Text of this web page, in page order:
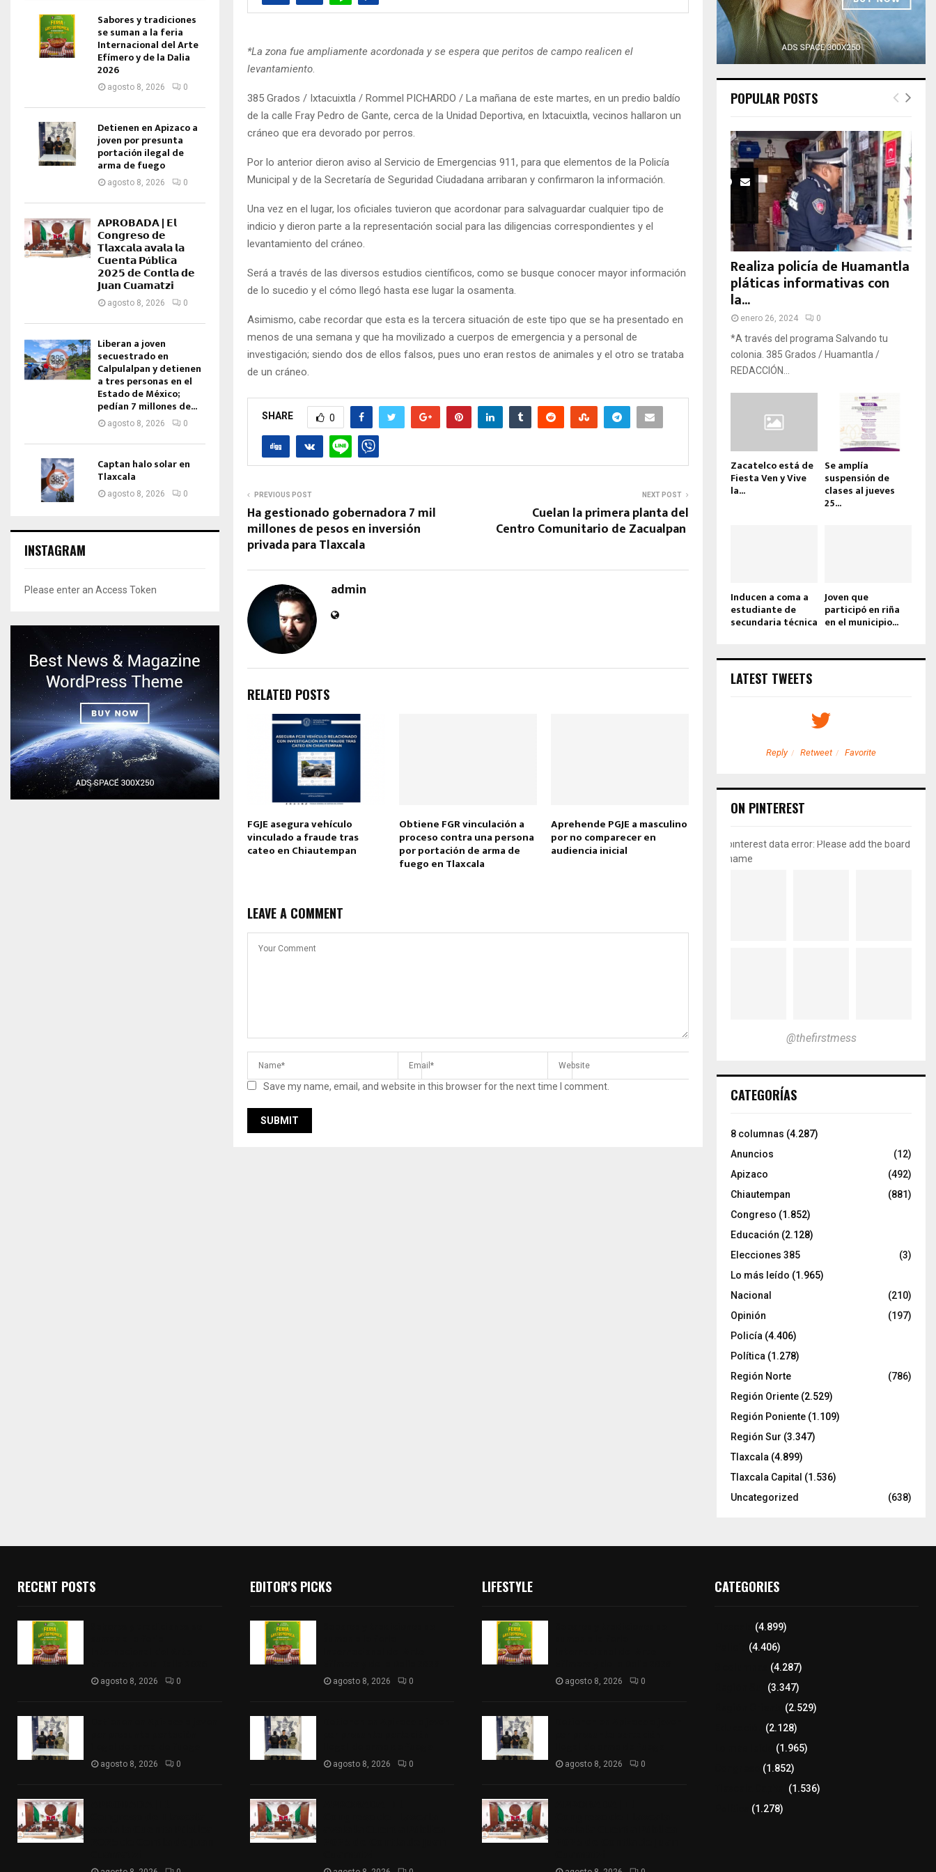
*La zona fue ampliamente acordonada y se espera que peritos de campo realicen el
levantamiento
385 Grados / Ixtacuixtla / Rommel PICHARDO / La mañana de este martes, en un predio baldío
de la calle Fray Pedro de Gante, cerca de la Unidad Deportiva, en Ixtacuixtla, vecinos hallaron un
cráneo que era devorado por perros.
Por lo anterior dieron aviso al Servicio de Emergencias 911, para que elementos de la Policía
Municipal y de la Secretaría de Seguridad Ciudadana arribaran y confirmaron la información.
Una vez en el lugar, los oficiales tuvieron que acordonar para salvaguardar cualquier tipo de
indicio y dieron parte a la representación social para las diligencias correspondientes y el
levantamiento del cráneo.
Será a través de las diversos estudios científicos, como se busque conocer mayor información
de lo sucedio y el cómo llegó hasta ese lugar la osamenta.
Asimismo, cabe recordar que esta es la tercera situación de este tipo que se ha presentado en
menos de una semana y que ha movilizado a cuerpos de emergencia y a personal de
investigación; siendo dos de ellos falsos, pues uno eran restos de animales y el otro se trataba
de un cráneo.
SHARE 0
PREVIOUS POST
Ha gestionado gobernadora 7 mil
millones de pesos en inversión
privada para Tlaxcala
NEXT POST
Cuelan la primera planta del
Centro Comunitario de Zacualpan
admin
RELATED POSTS
FGJE asegura vehículo
vinculado a fraude tras
cateo en Chiautempan
Obtiene FGR vinculación a
proceso contra una persona
por portación de arma de
fuego en Tlaxcala
Aprehende PGJE a masculino
por no comparecer en
audiencia inicial
LEAVE A COMMENT
Save my name, email, and website in this browser for the next time I comment.
Sabores y tradiciones
se suman a la feria
Internacional del Arte
Efímero y de la Dalia
2026
agosto 8, 2026 0
Detienen en Apizaco a
joven por presunta
portación ilegal de
arma de fuego
agosto 8, 2026 0
𝗔𝗣𝗥𝗢𝗕𝗔𝗗𝗔 | 𝗘𝗹
𝗖𝗼𝗻𝗴𝗿𝗲𝘀𝗼 𝗱𝗲
𝗧𝗹𝗮𝘅𝗰𝗮𝗹𝗮 𝗮𝘃𝗮𝗹𝗮 𝗹𝗮
𝗖𝘂𝗲𝗻𝘁𝗮 𝗣ú𝗯𝗹𝗶𝗰𝗮
𝟮𝟬𝟮𝟱 𝗱𝗲 𝗖𝗼𝗻𝘁𝗹𝗮 𝗱𝗲
𝗝𝘂𝗮𝗻 𝗖𝘂𝗮𝗺𝗮𝘁𝘇𝗶
agosto 8, 2026 0
Liberan a joven
secuestrado en
Calpulalpan y detienen
a tres personas en el
Estado de México;
pedían 7 millones de...
agosto 8, 2026 0
Captan halo solar en
Tlaxcala
agosto 8, 2026 0
INSTAGRAM
Please enter an Access Token
POPULAR POSTS
Realiza policía de Huamantla
pláticas informativas con
la...
enero 26, 2024 0
*A través del programa Salvando tu
colonia. 385 Grados / Huamantla /
REDACCIÓN...
Zacatelco está de
Fiesta Ven y Vive
la...
Se amplía
suspensión de
clases al jueves
25...
Inducen a coma a
estudiante de
secundaria técnica
Joven que
participó en riña
en el municipio...
LATEST TWEETS
Reply Retweet Favorite
ON PINTEREST
pinterest data error: Please add the board
name
@thefirstmess
CATEGORÍAS
8 columnas (4.287)
Anuncios
(12)
Apizaco
(492)
Chiautempan
(881)
Congreso (1.852)
Educación (2.128)
Elecciones 385
(3)
Lo más leído (1.965)
Nacional
(210)
Opinión
(197)
Policía (4.406)
Política (1.278)
Región Norte
(786)
Región Oriente (2.529)
Región Poniente (1.109)
Región Sur (3.347)
Tlaxcala (4.899)
Tlaxcala Capital (1.536)
Uncategorized
(638)
RECENT POSTS
agosto 8, 2026 0
agosto 8, 2026 0
EDITOR'S PICKS
agosto 8, 2026 0
agosto 8, 2026 0
LIFESTYLE
agosto 8, 2026 0
agosto 8, 2026 0
CATEGORIES
(4.899)
(4.406)
(4.287)
(3.347)
(2.529)
(2.128)
(1.965)
(1.852)
(1.536)
(1.278)